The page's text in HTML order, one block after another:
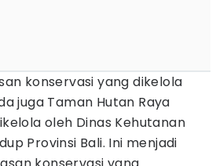
konservasi yang dikelola
juga Taman Hutan Raya
oleh Dinas Kehutanan
Provinsi Bali. Ini menjadi